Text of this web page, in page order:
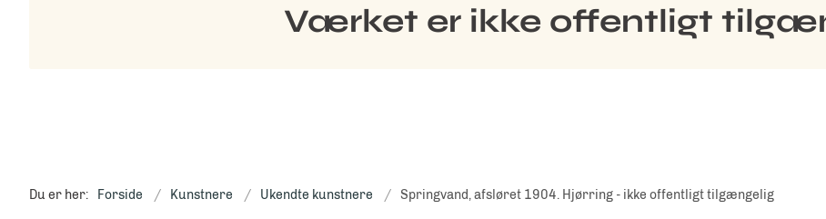
Værket er ikke offentligt
Du er her: Forside Kunstnere Ukendte kunstnere Springvand, afsløret 1904. Hjørring - ikke offentligt tilgængelig